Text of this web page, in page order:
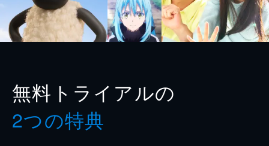
無料トライアルの
2つの特典